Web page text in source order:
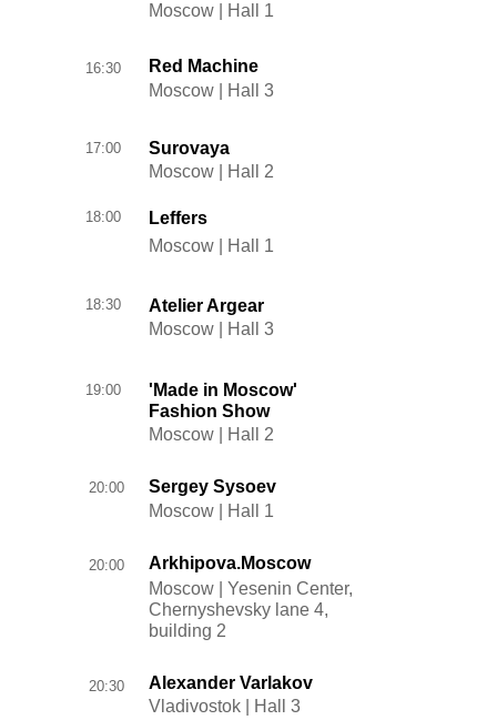
20:30
16:30
Moscow | Hall 1
Moscow | Hall 3
Moscow | Hall 2
Moscow | Hall 3
Leffers
Atelier Argear
'Made in Moscow'
Fashion Show
Red Machine
Surovaya
Alexander Varlakov
Vladivostok | Hall 3
20:00
20:00
Moscow | Yesenin Center,
Chernyshevsky lane 4,
building 2
Arkhipova.Moscow
Sergey Sysoev
Moscow | Hall 1
Moscow | Hall 2
Moscow | Hall 1
18:00
18:30
19:00
17:00